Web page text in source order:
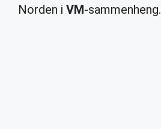
Norden iVM-sammenheng.